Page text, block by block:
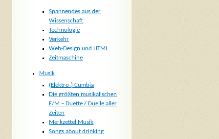
Spannendes aus der
Wissenschaft
Technologie
Verkehr
Web-Design und HTML
Zeitmaschine
Musik
(Elektro-) Cumbia
Die größten musikalischen
F/M – Duette / Duelle aller
Zeiten
Merkzettel Musik
Songs about drinking